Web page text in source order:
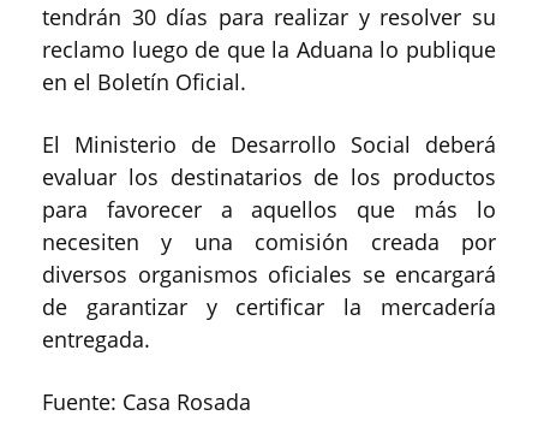
tendrán 30 días para realizar y resolver su
reclamo luego de que la Aduana lo publique
en el Boletín Oficial.
El Ministerio de Desarrollo Social deberá
evaluar los destinatarios de los productos
para favorecer a aquellos que más lo
necesiten y una comisión creada por
diversos organismos oficiales se encargará
de garantizar y certificar la mercadería
entregada.
Fuente: Casa Rosada